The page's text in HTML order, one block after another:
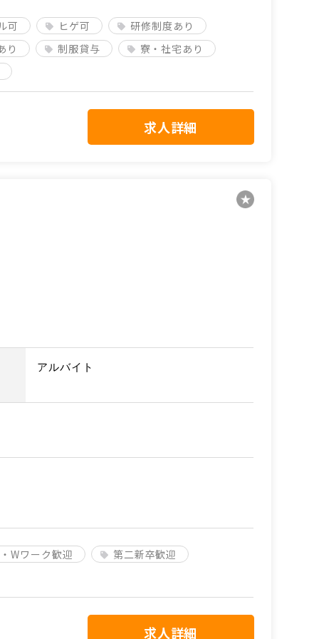
可 ヒゲ可
研修制度あり
り
制服貸与 寮・社宅あり
求人詳細
アルバイト
Wワーク歓迎 第二新卒歓迎
求人詳細